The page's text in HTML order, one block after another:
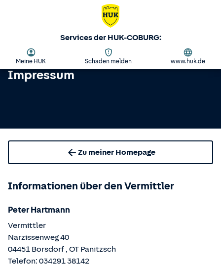
Services der HUK-COBURG:
Meine HUK Schaden melden www.huk.de
Impressum
Zu meiner Homepage
Informationen über den Vermittler
Peter Hartmann
Vermittler
Narzissenweg 40
04451 Borsdorf , OT Panitzsch
Telefon: 034291 38142